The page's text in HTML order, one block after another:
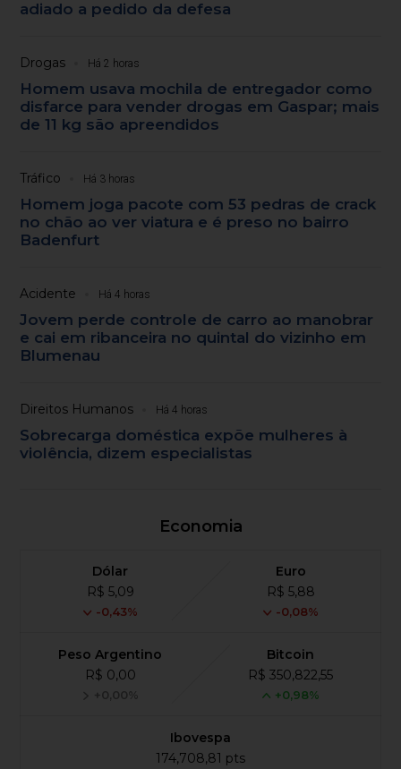
adiado a pedido da defesa
Drogas Há 2 horas
Homem usava mochila de entregador como
disfarce para vender drogas em Gaspar; mais
de 11 kg são apreendidos
Tráfico Há 3 horas
Homem joga pacote com 53 pedras de crack
no chão ao ver viatura e é preso no bairro
Badenfurt
Acidente Há 4 horas
Jovem perde controle de carro ao manobrar
e cai em ribanceira no quintal do vizinho em
Blumenau
Direitos Humanos Há 4 horas
Sobrecarga doméstica expõe mulheres à
violência, dizem especialistas
Economia
Dólar
R$ 5,09
-0,43%
Euro
R$ 5,88
-0,08%
Peso Argentino
R$ 0,00
+0,00%
Bitcoin
R$ 350,822,55
+0,98%
Ibovespa
174,708,81 pts